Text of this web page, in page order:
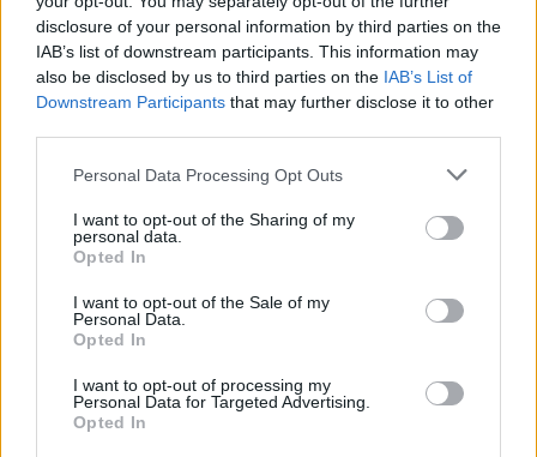
disclosure of your personal information by third parties on the
IAB’s list of downstream participants. This information may
also be disclosed by us to third parties on the IAB’s List of
Downstream Participants that may further disclose it to other
Personal Data Processing Opt Outs
I want to opt-out of the Sharing of my
personal data.
Opted In
I want to opt-out of the Sale of my
Personal Data.
Opted In
I want to opt-out of processing my
Personal Data for Targeted Advertising.
Opted In
Ню Йорк стана 14-ият щат на САЩ, в
06.08.2026 / 16:00